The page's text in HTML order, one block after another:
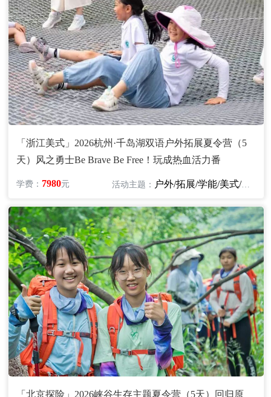
「浙江美式」2026杭州·千岛湖双语户外拓展夏令营（5
天）风之勇士Be Brave Be Free！玩成热血活力番
学费： 7980元 活动主题： 户外/拓展/学能/美式/英语/探险
「北京探险」2026峡谷生存主题夏令营（5天）回归原